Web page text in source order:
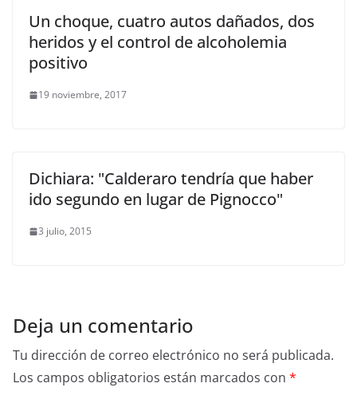
Un choque, cuatro autos dañados, dos
heridos y el control de alcoholemia
positivo
19 noviembre, 2017
Dichiara: "Calderaro tendría que haber
ido segundo en lugar de Pignocco"
3 julio, 2015
Deja un comentario
Tu dirección de correo electrónico no será publicada.
Los campos obligatorios están marcados con *